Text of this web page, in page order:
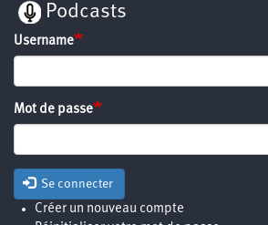
Podcasts
Username
Mot de passe
Se connecter
Créer un nouveau compte